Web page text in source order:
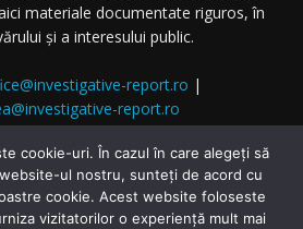
materiale documentate riguros, în
și a interesului public.
report.ro |
report.ro
Toate drepturile rezervate.
cookie-uri. În cazul în care alegeți să
ul nostru, sunteți de acord cu
cookie. Acest website foloseste
vizitatorilor o experiență mult mai